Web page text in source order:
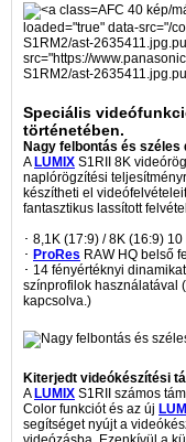
AFC 40 kép/
loaded="true" data-src="/
S1RM2/ast-
src="https://
S1RM2/ast-
Speciális
történetében.
Nagy felbontás és
ALUMIX S1RII 8K
naplórögzítési
készítheti el
fantasztikus lassított
･ 8,1K (17:9) / 8K (16:9)
･ ProRes RAW HQ belső
･ 14 fényértéknyi
színprofilok használatával
kapcsolva.)
Kiterjedt videókészítési
ALUMIX S1RII számos
Color funkciót és az új
segítséget nyújt a